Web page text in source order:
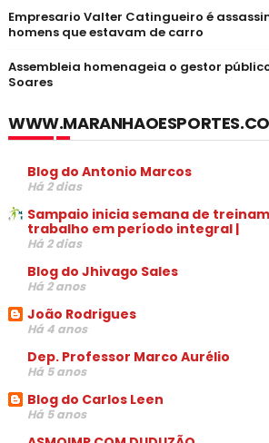
Empresario Valter Catingueiro é
homens que estavam de carro
Assembleia homenageia o gestor
Soares
Blog do Antonio Marcos
Há 2 dias
Sampaio inicia semana de
trabalho em período integral |
Há 2 dias
Blog do Jhivago Sales
Há 2 anos
João Rodrigues
Há 4 anos
Dep. Professor Marco Aurélio
Há 5 anos
Blog do Carlos Leen
Há 5 anos